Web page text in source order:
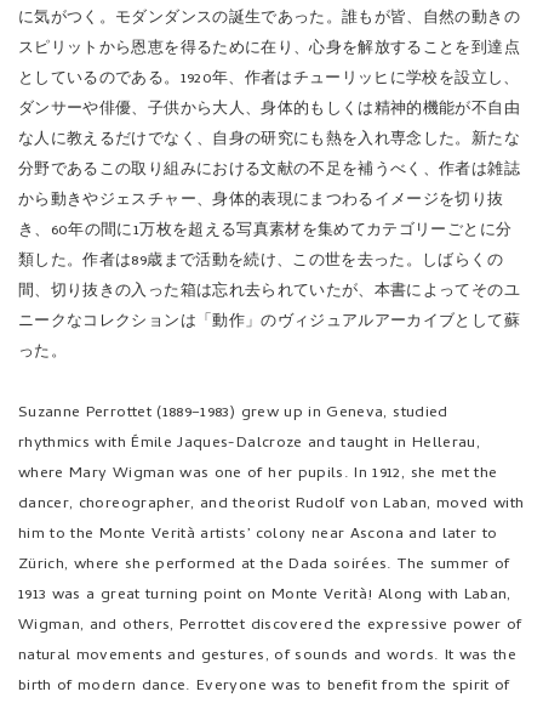
に気がつく。モダンダンスの誕生であった。誰もが皆、自然の動きの
スピリットから恩恵を得るために在り、心身を解放することを到達点
としているのである。1920年、作者はチューリッヒに学校を設立し、
ダンサーや俳優、子供から大人、身体的もしくは精神的機能が不自由
な人に教えるだけでなく、自身の研究にも熱を入れ専念した。新たな
分野であるこの取り組みにおける文献の不足を補うべく、作者は雑誌
から動きやジェスチャー、身体的表現にまつわるイメージを切り抜
き、60年の間に1万枚を超える写真素材を集めてカテゴリーごとに分
類した。作者は89歳まで活動を続け、この世を去った。しばらくの
間、切り抜きの入った箱は忘れ去られていたが、本書によってそのユ
ニークなコレクションは「動作」のヴィジュアルアーカイブとして蘇
った。
Suzanne Perrottet (1889–1983) grew up in Geneva, studied
rhythmics with Émile Jaques-Dalcroze and taught in Hellerau,
where Mary Wigman was one of her pupils. In 1912, she met the
dancer, choreographer, and theorist Rudolf von Laban, moved with
him to the Monte Verità artists’ colony near Ascona and later to
Zürich, where she performed at the Dada soirées. The summer of
1913 was a great turning point on Monte Verità! Along with Laban,
Wigman, and others, Perrottet discovered the expressive power of
natural movements and gestures, of sounds and words. It was the
birth of modern dance. Everyone was to benefit from the spirit of